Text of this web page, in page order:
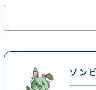
ゾン